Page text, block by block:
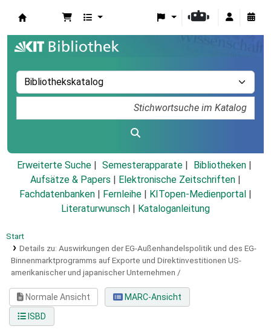
Erweiterte Suche Semesterapparate
Bibliotheken
Aufsätze & Papers
Elektronische Zeitschriften
Fachdatenbanken
Fernleihe KITopen-Medienportal
Literaturwunsch
Kataloganleitung
Start
Details zu: Auswirkungen der EG-Außenhandelspolitik und des EG-
Binnenmarktprogramms auf Exporte und Direktinvestitionen US-
amerikanischer und japanischer Unternehmen /
Normale Ansicht
MARC-Ansicht
ISBD